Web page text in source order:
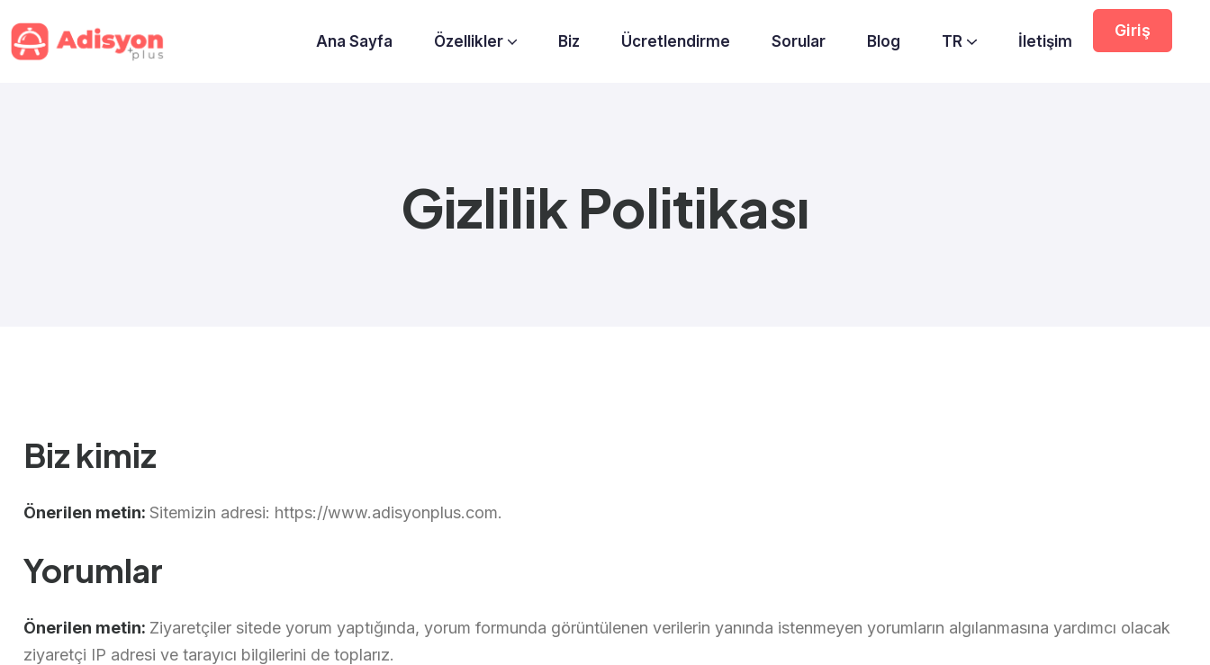
Ana Sayfa Özellikler Biz Ücretlendirme Sorular Blog TR İletişim
Giriş
Gizlilik Politikası
Biz kimiz
Önerilen metin: Sitemizin adresi: https://www.adisyonplus.com.
Yorumlar
Önerilen metin: Ziyaretçiler sitede yorum yaptığında, yorum formunda görüntülenen verilerin yanında istenmeyen yorumların algılanmasına yardımcı olacak
ziyaretçi IP adresi ve tarayıcı bilgilerini de toplarız.